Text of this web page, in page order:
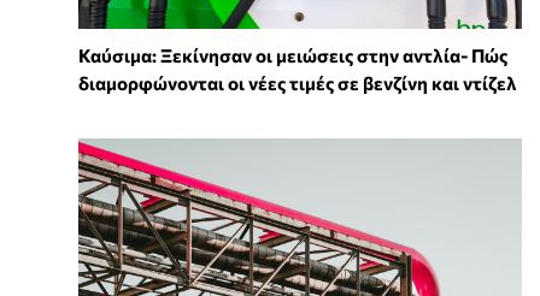
Καύσιμα: Ξεκίνησαν οι μειώσεις στην αντλία- Πώς
διαμορφώνονται οι νέες τιμές σε βενζίνη και ντίζελ